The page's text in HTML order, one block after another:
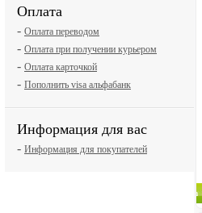
Оплата
- Оплата переводом
- Оплата при получении курьером
- Оплата карточкой
- Пополнить visa альфабанк
Информация для вас
- Информация для покупателей